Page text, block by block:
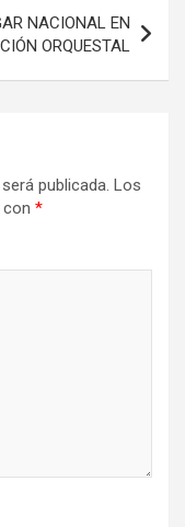
NACIONAL EN
ORQUESTAL
publicada. Los
*